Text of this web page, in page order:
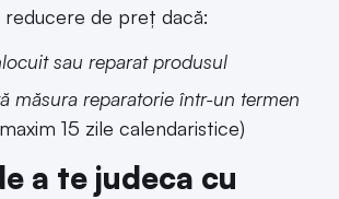
reducere de preț dacă:
sau reparat produsul
măsura reparatorie într-un termen
15 zile calendaristice)
a te judeca cu